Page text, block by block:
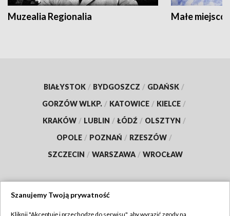
Muzealia Regionalia Małe
BIAŁYSTOK / BYDGOSZCZ / GDAŃSK /
GORZÓW WLKP. / KATOWICE / KIELCE /
KRAKÓW / LUBLIN / ŁÓDŹ / OLSZTYN /
OPOLE / POZNAŃ / RZESZÓW /
SZCZECIN / WARSZAWA / WROCŁAW
Szanujemy Twoją prywatność
Kliknij "Akceptuję i przechodzę do serwisu", aby wyrazić zgody na